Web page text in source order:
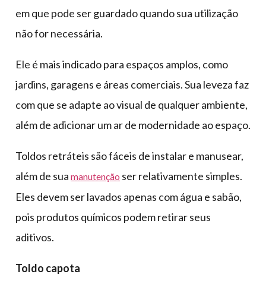
em que pode ser guardado quando sua utilização
não for necessária.
Ele é mais indicado para espaços amplos, como
jardins, garagens e áreas comerciais. Sua leveza faz
com que se adapte ao visual de qualquer ambiente,
além de adicionar um ar de modernidade ao espaço.
Toldos retráteis são fáceis de instalar e manusear,
além de sua manutenção ser relativamente simples.
Eles devem ser lavados apenas com água e sabão,
pois produtos químicos podem retirar seus
aditivos.
Toldo capota